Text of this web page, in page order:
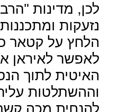
לכן, מדינות
נזעקות
הלחץ על קטאר
לאפשר לאיראן
האיטית לתוך
וההשתלטות
להנחית מכה